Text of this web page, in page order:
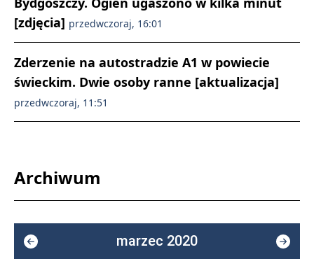
[zdjęcia] przedwczoraj, 16:01
Zderzenie na autostradzie A1 w powiecie
świeckim. Dwie osoby ranne [aktualizacja]
przedwczoraj, 11:51
Archiwum
marzec 2020